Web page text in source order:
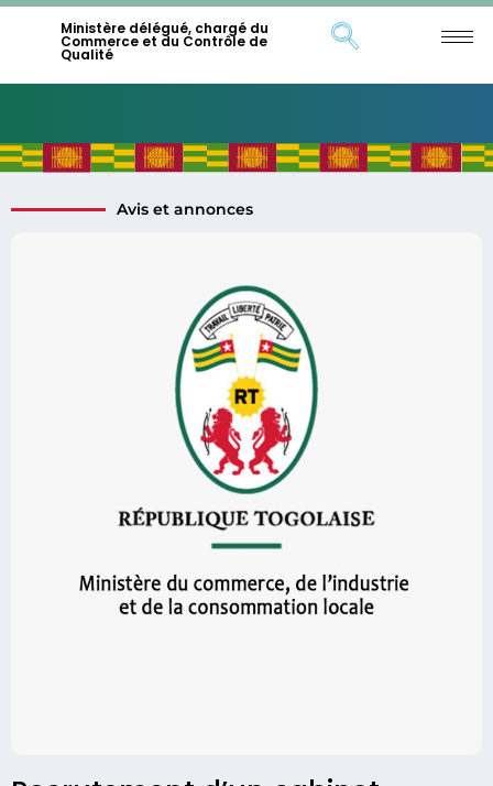
Ministère délégué, chargé du
Commerce et du Contrôle de
Qualité
Avis et annonces